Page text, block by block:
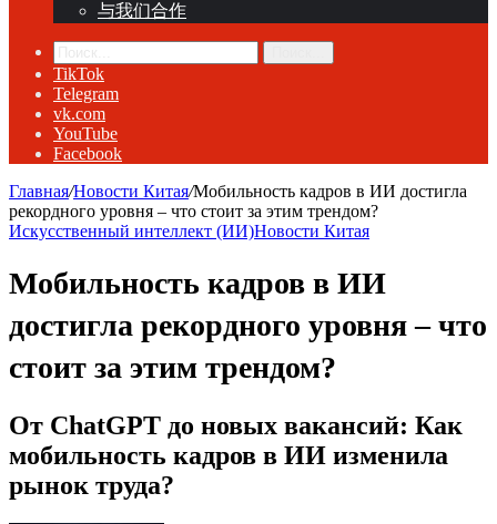
与我们合作
TikTok
Telegram
vk.com
YouTube
Facebook
Главная/Новости Китая/Мобильность кадров в ИИ достигла
рекордного уровня – что стоит за этим трендом?
Искусственный интеллект (ИИ)Новости Китая
Мобильность кадров в ИИ
достигла рекордного уровня – что
стоит за этим трендом?
От ChatGPT до новых вакансий: Как
мобильность кадров в ИИ изменила
рынок труда?